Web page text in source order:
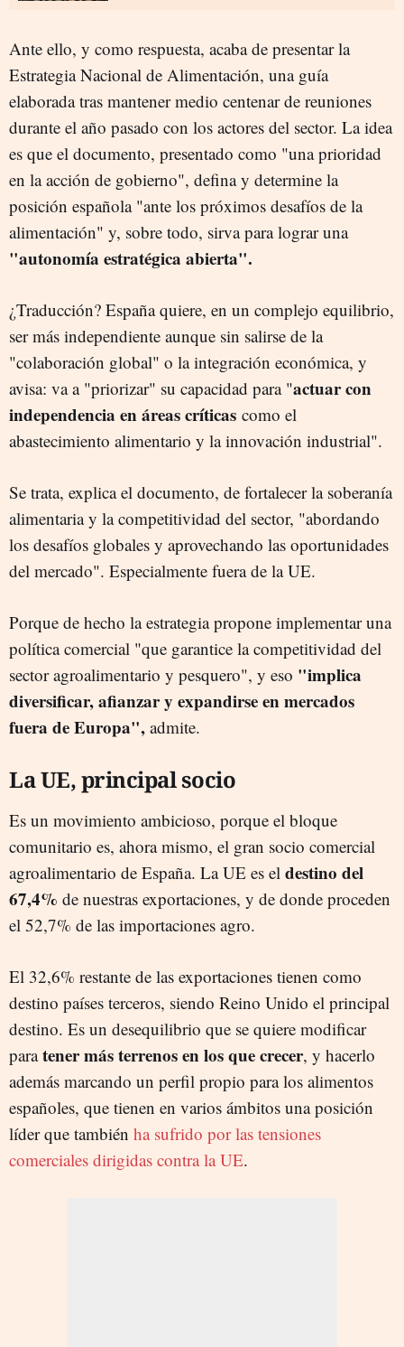
Ante ello, y como respuesta, acaba de presentar la
Estrategia Nacional de Alimentación, una guía
elaborada tras mantener medio centenar de reuniones
durante el año pasado con los actores del sector. La idea
es que el documento, presentado como "una prioridad
en la acción de gobierno", defina y determine la
posición española "ante los próximos desafíos de la
alimentación" y, sobre todo, sirva para lograr una
"autonomía estratégica abierta".
¿Traducción? España quiere, en un complejo equilibrio,
ser más independiente aunque sin salirse de la
"colaboración global" o la integración económica, y
avisa: va a "priorizar" su capacidad para "actuar con
independencia en áreas críticas como el
abastecimiento alimentario y la innovación industrial".
Se trata, explica el documento, de fortalecer la soberanía
alimentaria y la competitividad del sector, "abordando
los desafíos globales y aprovechando las oportunidades
del mercado". Especialmente fuera de la UE.
Porque de hecho la estrategia propone implementar una
política comercial "que garantice la competitividad del
sector agroalimentario y pesquero", y eso "implica
diversificar, afianzar y expandirse en mercados
fuera de Europa", admite.
La UE, principal socio
Es un movimiento ambicioso, porque el bloque
comunitario es, ahora mismo, el gran socio comercial
agroalimentario de España. La UE es el destino del
67,4% de nuestras exportaciones, y de donde proceden
el 52,7% de las importaciones agro.
El 32,6% restante de las exportaciones tienen como
destino países terceros, siendo Reino Unido el principal
destino. Es un desequilibrio que se quiere modificar
paratener más terrenos en los que crecer, y hacerlo
además marcando un perfil propio para los alimentos
españoles, que tienen en varios ámbitos una posición
líder que también ha sufrido por las tensiones
comerciales dirigidas contra la UE.